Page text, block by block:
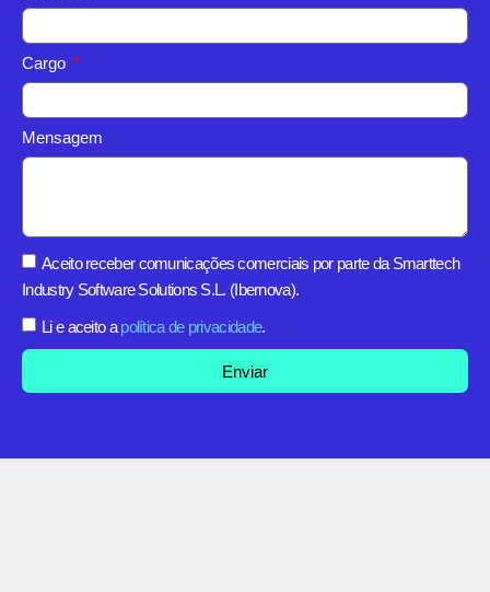
Cargo
Mensagem
Aceito receber comunicações comerciais por parte da Smarttech
Industry Software Solutions S.L. (Ibernova).
Li e aceito apolítica de privacidade.
Enviar